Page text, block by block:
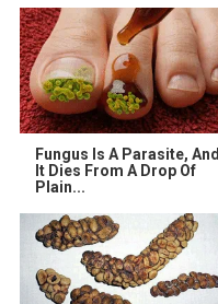
Fungus Is A Parasite, And
It Dies From A Drop Of
Plain...